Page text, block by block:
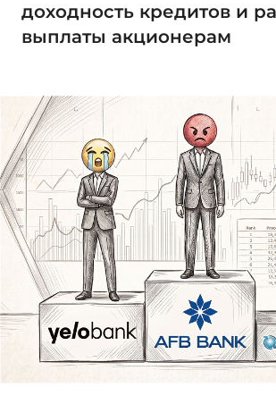
доходность кредитов и
выплаты акционерам